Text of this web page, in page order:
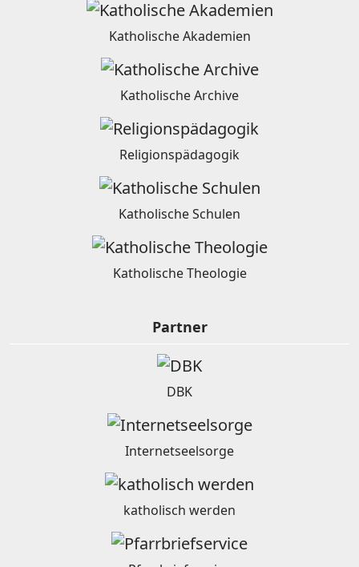
Katholische Akademien
Katholische Archive
Religionspädagogik
Katholische Schulen
Katholische Theologie
Partner
DBK
Internetseelsorge
katholisch werden